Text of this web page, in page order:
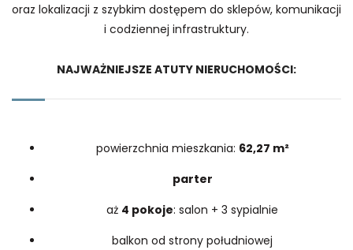
oraz lokalizacji z szybkim dostępem do sklepów, komunikacji
i codziennej infrastruktury.
NAJWAŻNIEJSZE ATUTY NIERUCHOMOŚCI:
powierzchnia mieszkania: 62,27 m²
parter
aż 4 pokoje: salon + 3 sypialnie
balkon od strony południowej